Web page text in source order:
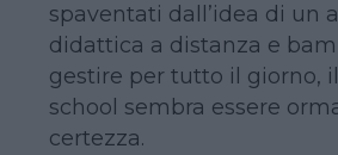
spaventati dall’idea di un
didattica a distanza e
gestire per tutto il giorno,
school sembra essere
certezza.